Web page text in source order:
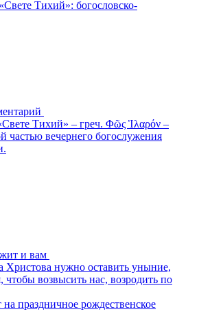
Тихий»: богословско-
Тихий» – греч. Φῶς Ἱλαρόν –
частью вечернего богослужения
и вам
Христова нужно оставить уныние,
чтобы возвысить нас, возродить по
праздничное рождественское